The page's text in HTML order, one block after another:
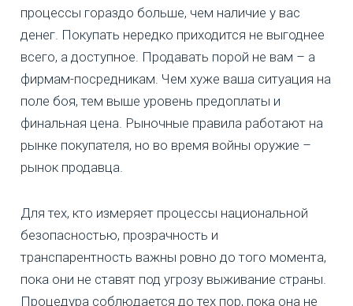
процессы гораздо больше, чем наличие у вас
денег. Покупать нередко приходится не выгоднее
всего, а доступное. Продавать порой не вам – а
фирмам-посредникам. Чем хуже ваша ситуация на
поле боя, тем выше уровень предоплаты и
финальная цена. Рыночные правила работают на
рынке покупателя, но во время войны оружие –
рынок продавца.
Для тех, кто измеряет процессы национальной
безопасностью, прозрачность и
транспарентность важны ровно до того момента,
пока они не ставят под угрозу выживание страны.
Процедура соблюдается до тех пор, пока она не